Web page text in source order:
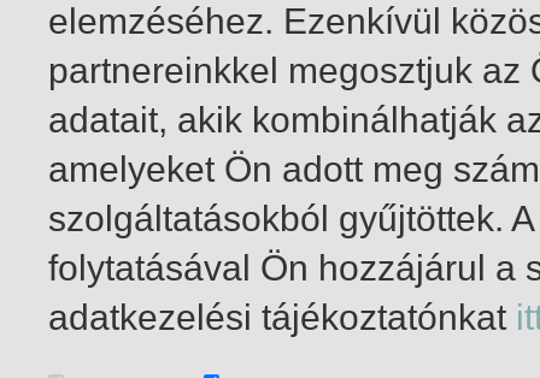
21-25/ összesen 25 találat
elemzéséhez. Ezenkívül
partnereinkkel megosztjuk
adatait, akik kombinálhatják
amelyeket Ön adott meg
szolgáltatásokból gyűjtöttek.
folytatásával Ön hozzájárul a
adatkezelési tájékoztatónkat